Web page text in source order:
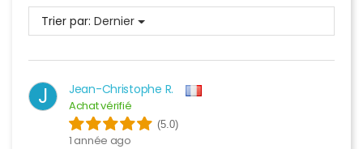
Trier par: Dernier
J Jean-Christophe R.
Achat vérifié
(5.0)
1 année ago